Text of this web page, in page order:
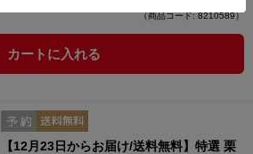
（商品コード: 8210589）
カートに入れる
【12月23日からお届け/送料無料】特選 栗